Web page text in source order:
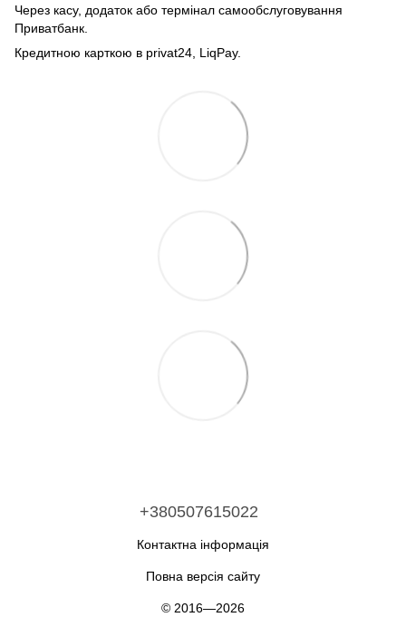
Через касу, додаток або термінал самообслуговування
Приватбанк.
Кредитною карткою в privat24, LiqPay.
+380507615022
Контактна інформація
Повна версія сайту
© 2016—2026